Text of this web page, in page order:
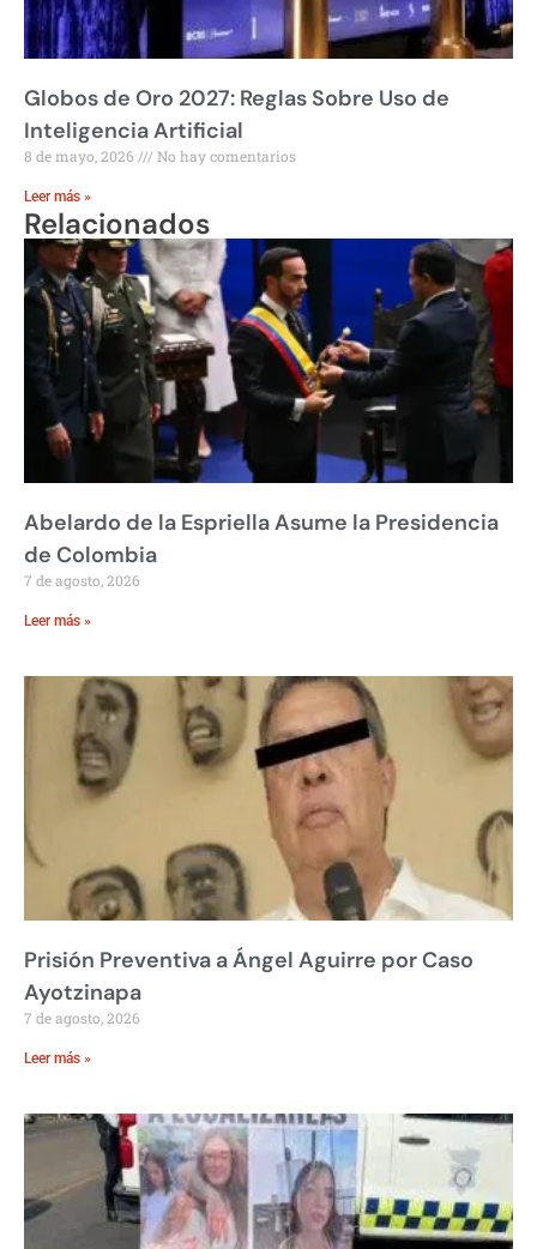
Globos de Oro 2027: Reglas Sobre Uso de
Inteligencia Artificial
8 de mayo, 2026 No hay comentarios
Leer más »
Relacionados
Abelardo de la Espriella Asume la Presidencia
de Colombia
7 de agosto, 2026
Leer más »
Prisión Preventiva a Ángel Aguirre por Caso
Ayotzinapa
7 de agosto, 2026
Leer más »